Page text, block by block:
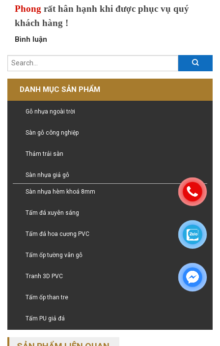
Phong rất hân hạnh khi được phục vụ quý
khách hàng !
Bình luận
DANH MỤC SẢN PHẨM
Gỗ nhựa ngoài trời
Sàn gỗ công nghiệp
Thảm trải sàn
Sàn nhựa giả gỗ
Sàn nhựa hèm khoá 8mm
Tấm đá xuyên sáng
Tấm đá hoa cương PVC
Tấm ốp tường vân gỗ
Tranh 3D PVC
Tấm ốp than tre
Tấm PU giả đá